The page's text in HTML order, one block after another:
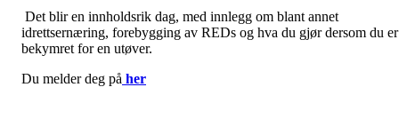
Det blir en innholdsrik dag, med innlegg om blant annet
idrettsernæring, forebygging av REDs og hva du gjør dersom du er
bekymret for en utøver.
Du melder deg på her